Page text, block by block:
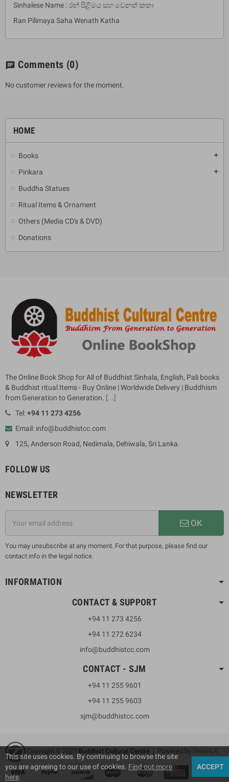
HOME
Books add
Pirikara add
Buddha Statues
Ritual Items & Ornament
Others (Media CD's & DVD)
Donations
Sinhalese Name : රන් පිළිමය සහ වෙනත් කතා
Ran Pilimaya Saha Wenath Katha
chat Comments (0)
No customer reviews for the moment.
The Online Book Shop for All of Buddhist Sinhala, English, Pali books
& Buddhist ritual Items - Buy Online | Worldwide Delivery | Buddhism
from Generation to Generation. [...]
Tel:+94 11 273 4256
Email: info@buddhistcc.com
125, Anderson Road, Nedimala, Dehiwala, Sri Lanka.
FOLLOW US
NEWSLETTER
OK
You may unsubscribe at any moment. For that purpose, please find our
contact info in the legal notice.
INFORMATION
CONTACT & SUPPORT
+94 11 273 4256
+94 11 272 6234
info@buddhistcc.com
CONTACT - SJM
+94 11 255 9601
+94 11 255 9603
sjm@buddhistcc.com
Copyright © 2023 Buddhist Cultural Centre | Powered by VisionLK
This site uses cookies. By continuing to browse the site
you are agreeing to our use of cookies. Find out more
here.
ACCEPT